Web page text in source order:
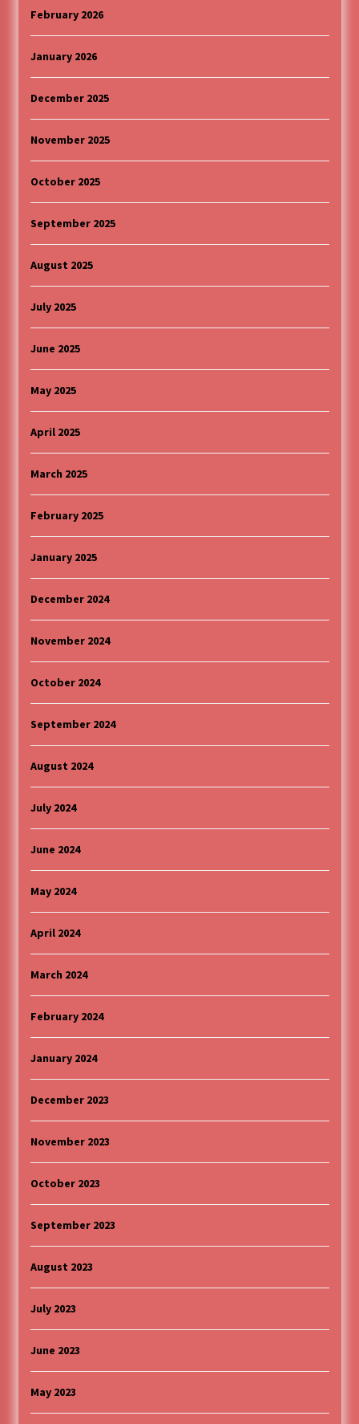
February 2026
January 2026
December 2025
November 2025
October 2025
September 2025
August 2025
July 2025
June 2025
May 2025
April 2025
March 2025
February 2025
January 2025
December 2024
November 2024
October 2024
September 2024
August 2024
July 2024
June 2024
May 2024
April 2024
March 2024
February 2024
January 2024
December 2023
November 2023
October 2023
September 2023
August 2023
July 2023
June 2023
May 2023